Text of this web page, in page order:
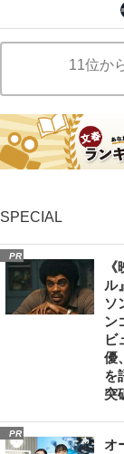
11位か
SPECIAL
PR
ル
ソ
ン
ビ
優
を
突
PR
オ